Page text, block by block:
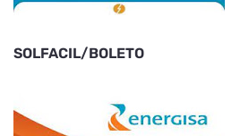
SOLFACIL/BOLETO